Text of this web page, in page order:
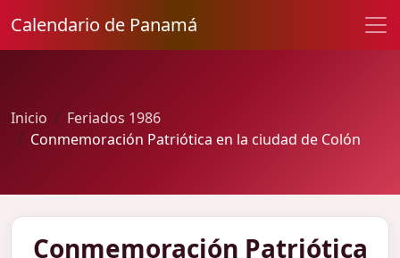
Calendario de Panamá
Inicio
Feriados 1986
Conmemoración Patriótica en la ciudad de Colón
Conmemoración Patriótica